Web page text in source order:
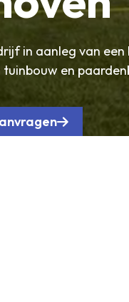
in aanleg van
en